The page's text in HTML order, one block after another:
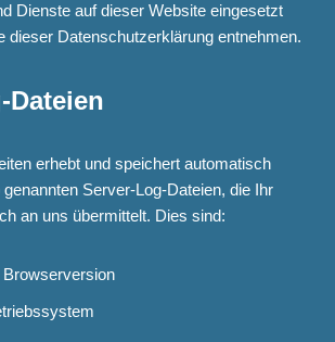
Dienste auf dieser Website eingesetzt
dieser Datenschutzerklärung entnehmen.
Dateien
erhebt und speichert automatisch
Server-Log-Dateien, die Ihr
an uns übermittelt. Dies sind: